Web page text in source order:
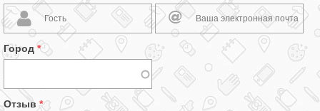
Город *
Отзыв *